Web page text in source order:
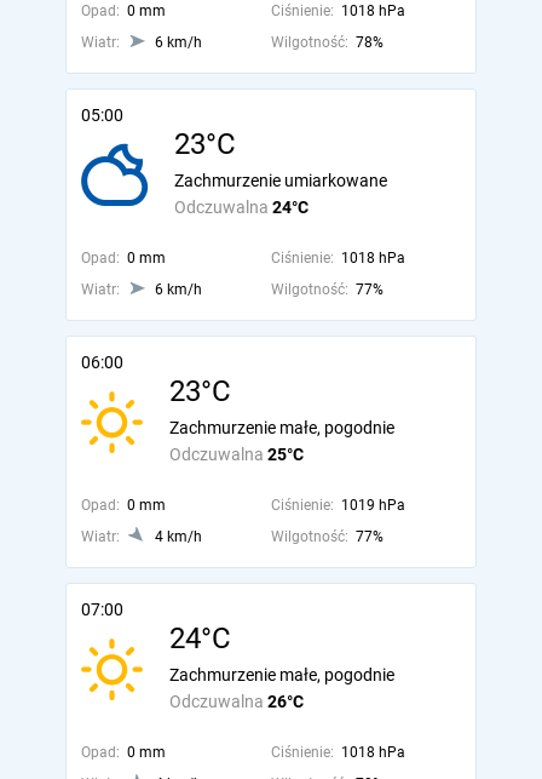
Opad: 0 mm Ciśnienie: 1018 hPa
Wiatr:
6 km/h Wilgotność: 78%
05:00
23°C
Odczuwalna 24°C
Zachmurzenie umiarkowane
Opad: 0 mm Ciśnienie: 1018 hPa
Wiatr:
6 km/h Wilgotność: 77%
06:00
23°C
Odczuwalna 25°C
Zachmurzenie małe, pogodnie
Opad: 0 mm Ciśnienie: 1019 hPa
Wiatr:
4 km/h Wilgotność: 77%
07:00
24°C
Odczuwalna 26°C
Zachmurzenie małe, pogodnie
Opad: 0 mm Ciśnienie: 1018 hPa